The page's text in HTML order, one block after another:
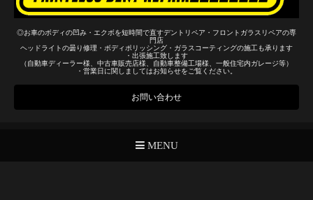
◎お車のボディの凹み・エクボを短時間で直すデントリペア・フロントガラスリペアの専
門店
ヘッドライトの曇り修理・ボディポリッシング・ガラスコーティングの施工も承ります
・出張施工致します
（自動車ディーラー様、中古車販売店様、自動車整備工場様、一般住宅内ガレージ等）
・営業日に関しましてはお知らせをご覧ください。
お問い合わせ
MENU